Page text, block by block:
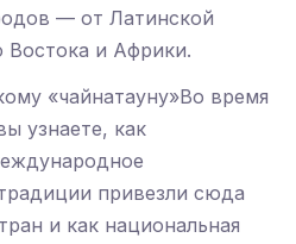
— от Латинской
и Африки.
«чайнатауну»Во время
узнаете, как
привезли сюда
и как национальная